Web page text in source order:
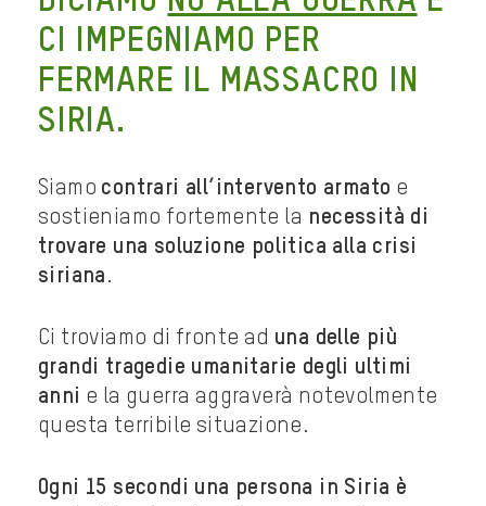
CI IMPEGNIAMO PER
FERMARE IL MASSACRO IN
SIRIA.
Siamo contrari all’intervento armato e
sostieniamo fortemente la necessità di
trovare una soluzione politica alla crisi
siriana .
Ci troviamo di fronte ad una delle più
grandi tragedie umanitarie degli ultimi
anni e la guerra aggraverà notevolmente
questa terribile situazione.
Ogni 15 secondi una persona in Siria è